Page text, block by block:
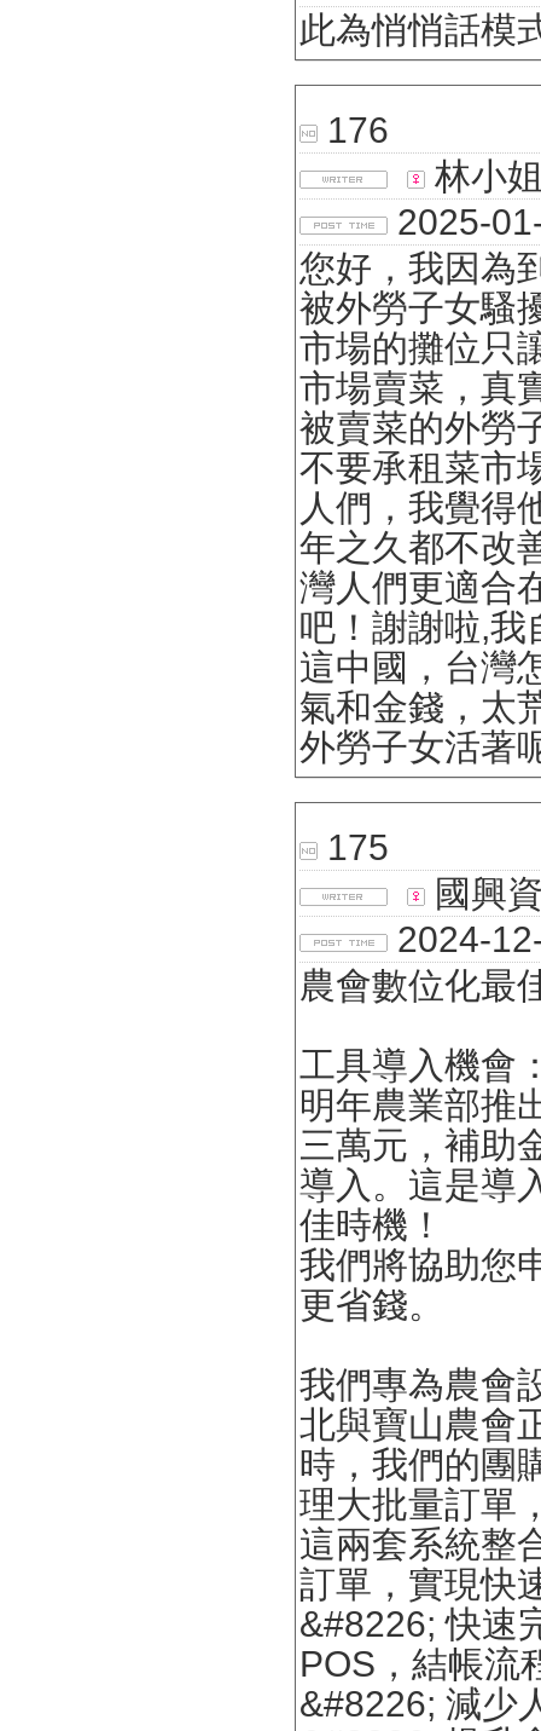
此為悄悄話模
176
林小
2025-
您好，我因為
被外勞子女騷
市場的攤位只
市場賣菜，真
被賣菜的外勞
不要承租菜市
人們，我覺得
年之久都不改
灣人們更適合
吧！謝謝啦,我
這中國，台灣
氣和金錢，太
外勞子女活著
175
國興
2024-
農會數位化最
工具導入機會
明年農業部推
三萬元，補助
導入。這是導
佳時機！
我們將協助您
更省錢。
我們專為農會
北與寶山農會
時，我們的團
理大批量訂單
這兩套系統整
訂單，實現快
&#8226; 快速
POS，結帳流
&#8226; 減少